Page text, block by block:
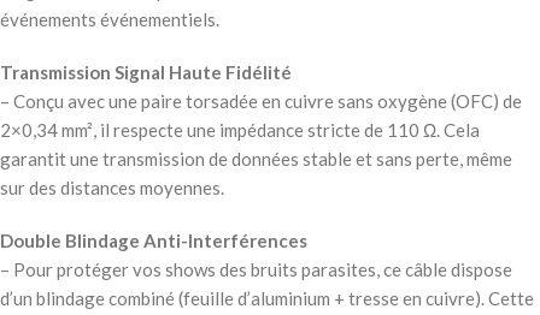
événements événementiels.
Transmission Signal Haute Fidélité
– Conçu avec une paire torsadée en cuivre sans oxygène (OFC) de
2×0,34 mm², il respecte une impédance stricte de 110 Ω. Cela
garantit une transmission de données stable et sans perte, même
sur des distances moyennes.
Double Blindage Anti-Interférences
– Pour protéger vos shows des bruits parasites, ce câble dispose
d’un blindage combiné (feuille d’aluminium + tresse en cuivre). Cette